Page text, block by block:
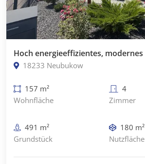
18233 Neubukow
157 m²
Wohnfläche
4
Zimmer
491 m²
Grundstück
180 m²
Nutzfläche